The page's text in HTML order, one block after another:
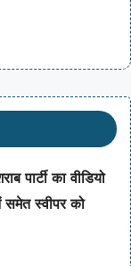
पार्टी का वीडियो
समेत स्वीपर को